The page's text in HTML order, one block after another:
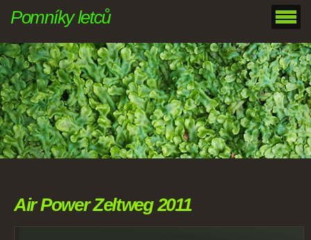
Pomníky letců
Air Power Zeltweg 2011